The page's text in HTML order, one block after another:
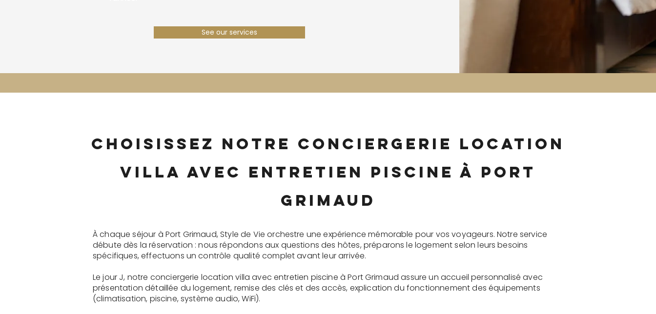
See our services
Choisissez notre conciergerie location
villa avec entretien piscine à Port
Grimaud
À chaque séjour à Port Grimaud, Style de Vie orchestre une expérience mémorable pour vos voyageurs. Notre service
débute dès la réservation : nous répondons aux questions des hôtes, préparons le logement selon leurs besoins
spécifiques, effectuons un contrôle qualité complet avant leur arrivée.
Le jour J, notre conciergerie location villa avec entretien piscine à Port Grimaud assure un accueil personnalisé avec
présentation détaillée du logement, remise des clés et des accès, explication du fonctionnement des équipements
(climatisation, piscine, système audio, WiFi).